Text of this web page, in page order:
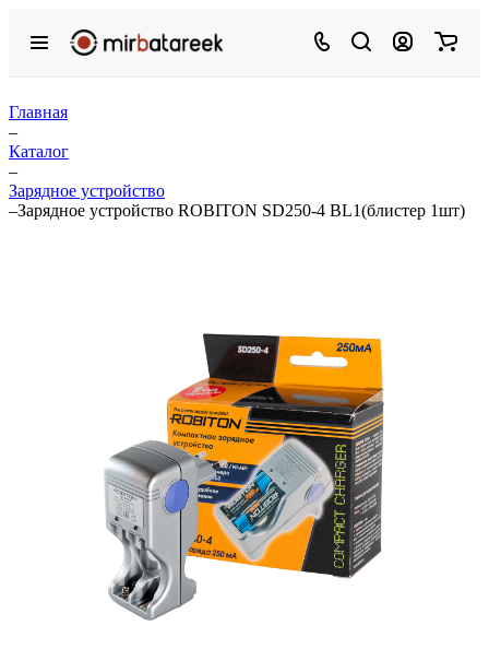
Главная
–
Каталог
–
Зарядное устройство
–Зарядное устройство ROBITON SD250-4 BL1(блистер 1шт)